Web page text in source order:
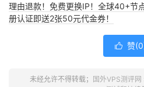
理由退款！免费更换IP！全球40+节
册认证即送2张50元代金券！
 赞(0
未经允许不得转载； 国外VPS测评网